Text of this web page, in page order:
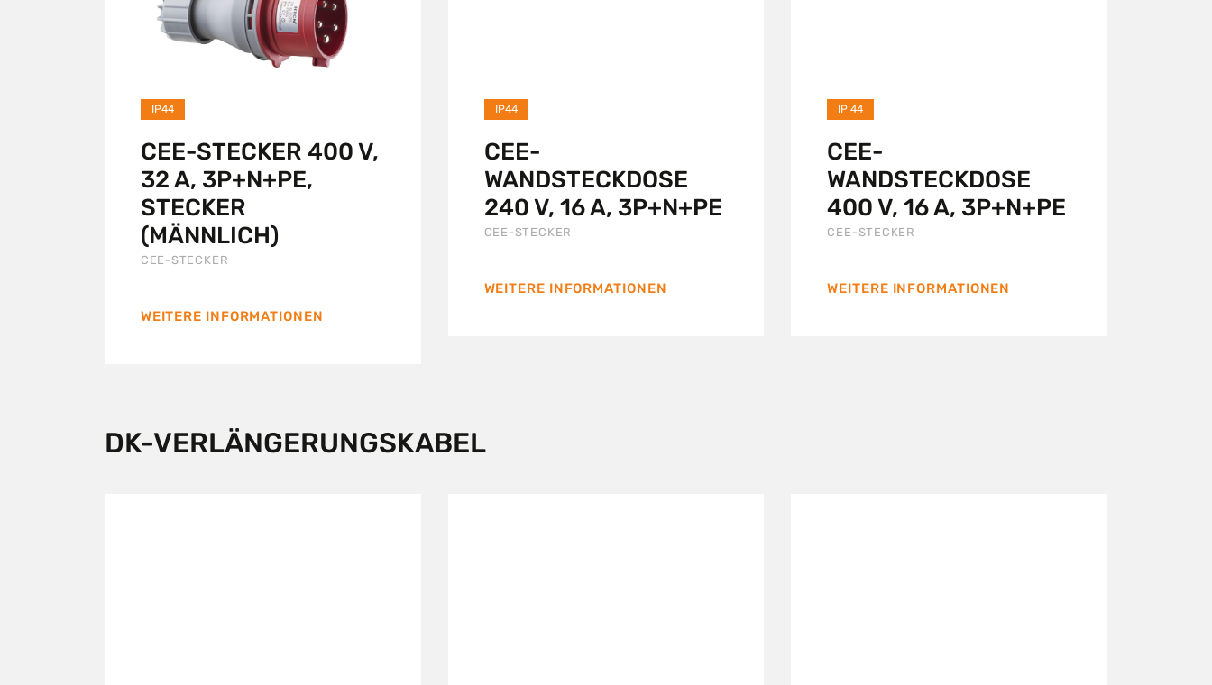
IP44
CEE-STECKER 400 V,
32 A, 3P+N+PE,
STECKER
(MÄNNLICH)
CEE-STECKER
WEITERE INFORMATIONEN
IP44
CEE-
WANDSTECKDOSE
240 V, 16 A, 3P+N+PE
CEE-STECKER
WEITERE INFORMATIONEN
IP 44
CEE-
WANDSTECKDOSE
400 V, 16 A, 3P+N+PE
CEE-STECKER
WEITERE INFORMATIONEN
DK-VERLÄNGERUNGSKABEL